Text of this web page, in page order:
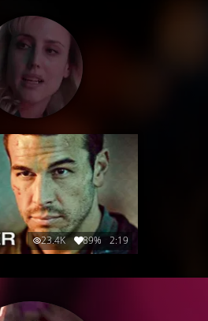
23.4K 89% 2:19